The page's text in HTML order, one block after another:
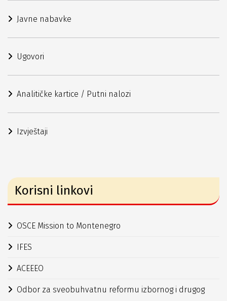
Javne nabavke
Ugovori
Analitičke kartice / Putni nalozi
Izvještaji
Korisni linkovi
OSCE Mission to Montenegro
IFES
ACEEEO
Odbor za sveobuhvatnu reformu izbornog i drugog